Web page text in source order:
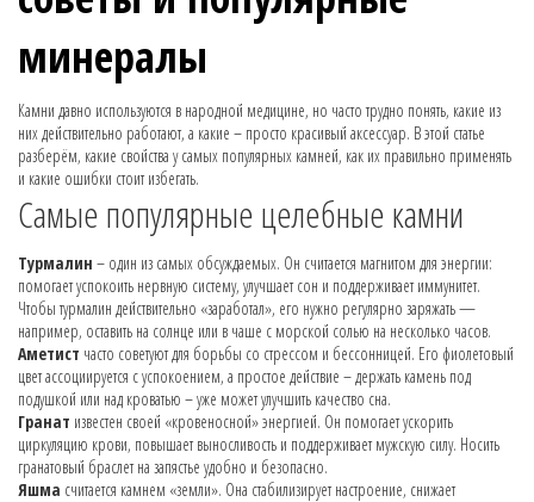
минералы
Камни давно используются в народной медицине, но часто трудно понять, какие из
них действительно работают, а какие – просто красивый аксессуар. В этой статье
разберём, какие свойства у самых популярных камней, как их правильно применять
и какие ошибки стоит избегать.
Самые популярные целебные камни
Турмалин – один из самых обсуждаемых. Он считается магнитом для энергии:
помогает успокоить нервную систему, улучшает сон и поддерживает иммунитет.
Чтобы турмалин действительно «заработал», его нужно регулярно заряжать —
например, оставить на солнце или в чаше с морской солью на несколько часов.
Аметист часто советуют для борьбы со стрессом и бессонницей. Его фиолетовый
цвет ассоциируется с успокоением, а простое действие – держать камень под
подушкой или над кроватью – уже может улучшить качество сна.
Гранат известен своей «кровеносной» энергией. Он помогает ускорить
циркуляцию крови, повышает выносливость и поддерживает мужскую силу. Носить
гранатовый браслет на запястье удобно и безопасно.
Яшма считается камнем «земли». Она стабилизирует настроение, снижает